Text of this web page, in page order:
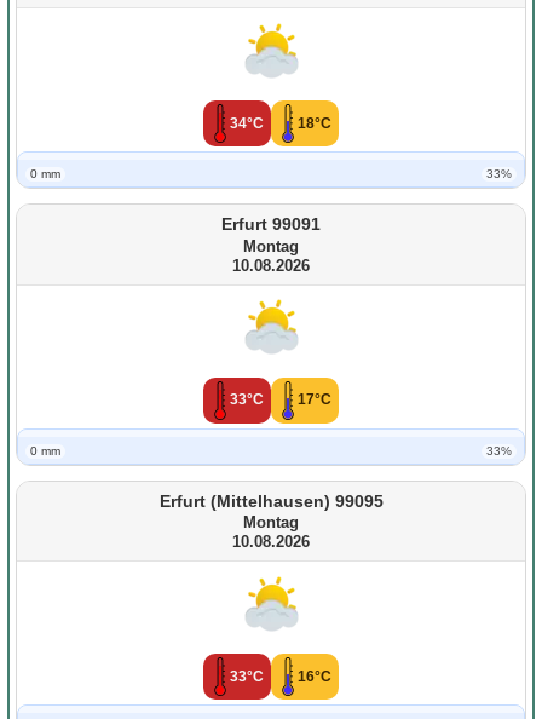
34°C 18°C
0 mm 33%
Erfurt 99091
Montag
10.08.2026
33°C 17°C
0 mm 33%
Erfurt (Mittelhausen) 99095
Montag
10.08.2026
33°C 16°C